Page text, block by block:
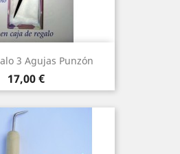
3 Agujas Punzón
Precio
17,00 €